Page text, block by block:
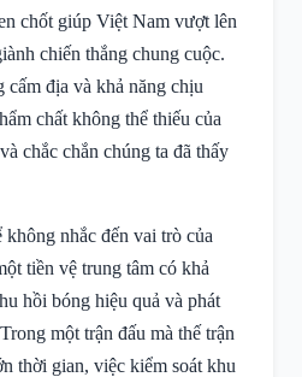
chốt giúp Việt Nam vượt lên
chiến thắng chung cuộc.
cấm địa và khả năng chịu
chất không thể thiếu của
chắc chắn chúng ta đã thấy
nhắc đến vai trò của
tiền vệ trung tâm có khả
hồi bóng hiệu quả và phát
một trận đấu mà thế trận
thời gian, việc kiểm soát khu